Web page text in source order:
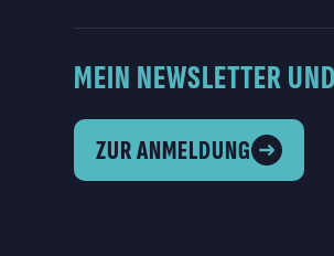
MEIN NEWSLETTER
ZUR ANMELDUNG